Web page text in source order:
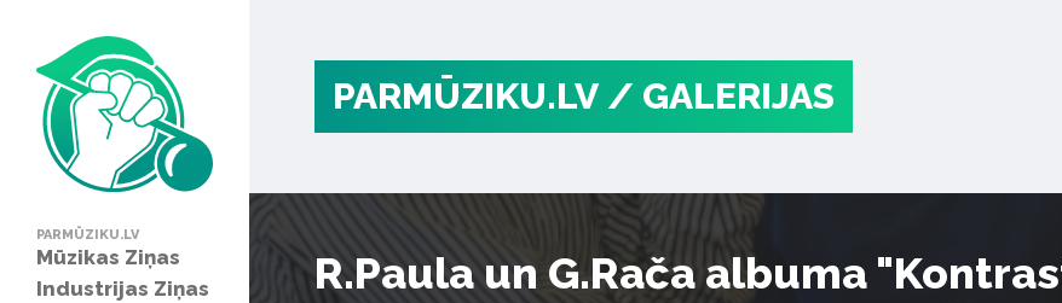
PARMŪZIKU.LV
Mūzikas Ziņas
Industrijas Ziņas
PARMŪZIKU.LV / GALERIJAS
R.Paula un G.Rača albuma